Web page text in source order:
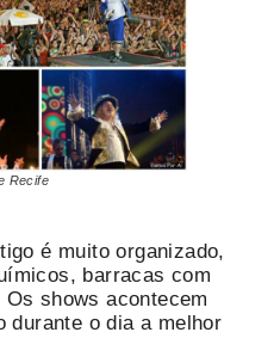
Recife
é muito organizado,
barracas com
shows acontecem
durante o dia a melhor